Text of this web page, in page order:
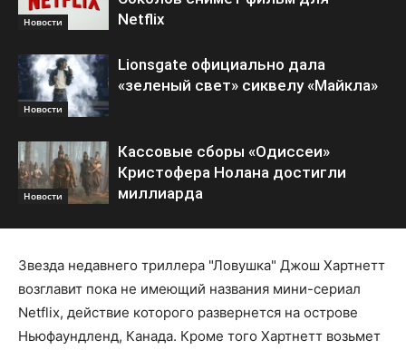
Новости
Netflix
Новости
Lionsgate официально дала
«зеленый свет» сиквелу «Майкла»
Новости
Кассовые сборы «Одиссеи»
Кристофера Нолана достигли
миллиарда
Звезда недавнего триллера "Ловушка" Джош Хартнетт
возглавит пока не имеющий названия мини-сериал
Netflix, действие которого развернется на острове
Ньюфаундленд, Канада. Кроме того Хартнетт возьмет